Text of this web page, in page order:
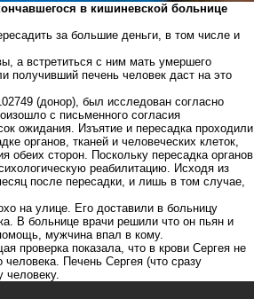
в кишиневской больнице
за большие деньги, в том числе и
а встретиться с ним мать умершего
получивший печень человек даст на это
(донор), был исследован согласно
с письменного согласия
ожидания. Изъятие и пересадка проходили
органов, тканей и человеческих клеток,
обеих сторон. Поскольку пересадка органов
реабилитацию. Исходя из
после пересадки, и лишь в том случае,
на улице. Его доставили в больницу
В больнице врачи решили что он пьян и
мужчина впал в кому.
проверка показала, что в крови Сергея не
Печень Сергея (что сразу
человеку.